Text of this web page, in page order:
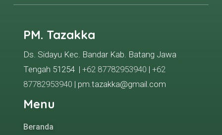
PM. Tazakka
Ds. Sidayu Kec. Bandar Kab. Batang Jawa
Tengah 51254 | +62 87782953940 | +62
87782953940 | pm.tazakka@gmail.com
Menu
Beranda